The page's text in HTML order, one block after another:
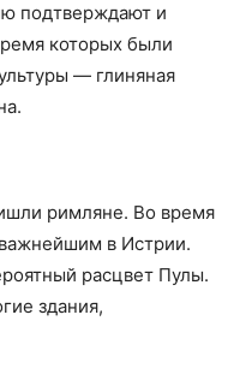
подтверждают и
которых были
— глиняная
римляне. Во время
в Истрии.
расцвет Пулы.
здания,